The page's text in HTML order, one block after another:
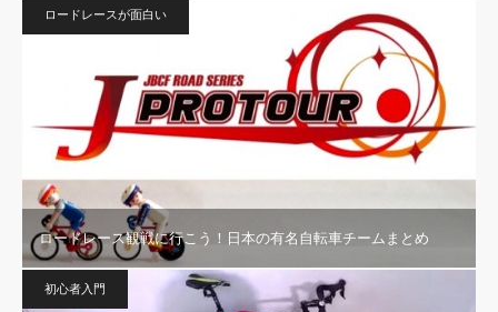
ロードレースが面白い
ロードレース観戦に行こう！日本の有名自転車チームまとめ
初心者入門